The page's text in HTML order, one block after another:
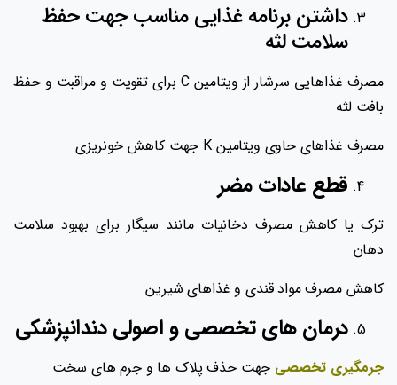
داشتن برنامه غذایی مناسب جهت حفظ
سلامت لثه
مصرف غذاهایی سرشار از ویتامین C برای تقویت و مراقبت و حفظ
بافت لثه
مصرف غذاهای حاوی ویتامین K جهت کاهش خونریزی
قطع عادات مضر
ترک یا کاهش مصرف دخانیات مانند سیگار برای بهبود سلامت
دهان
کاهش مصرف مواد قندی و غذاهای شیرین
درمان های تخصصی و اصولی دندانپزشکی
جرمگیری تخصصی جهت حذف پلاک ها و جرم های سخت